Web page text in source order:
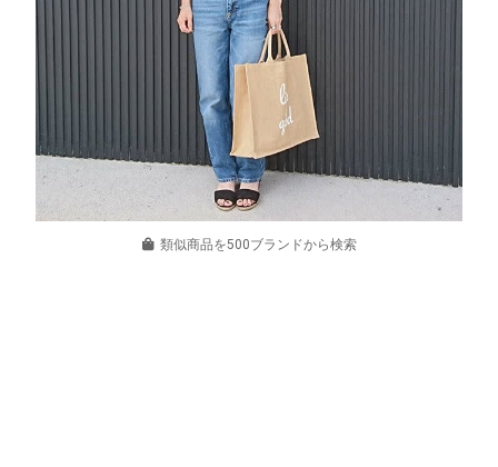
類似商品を500ブランドから検索